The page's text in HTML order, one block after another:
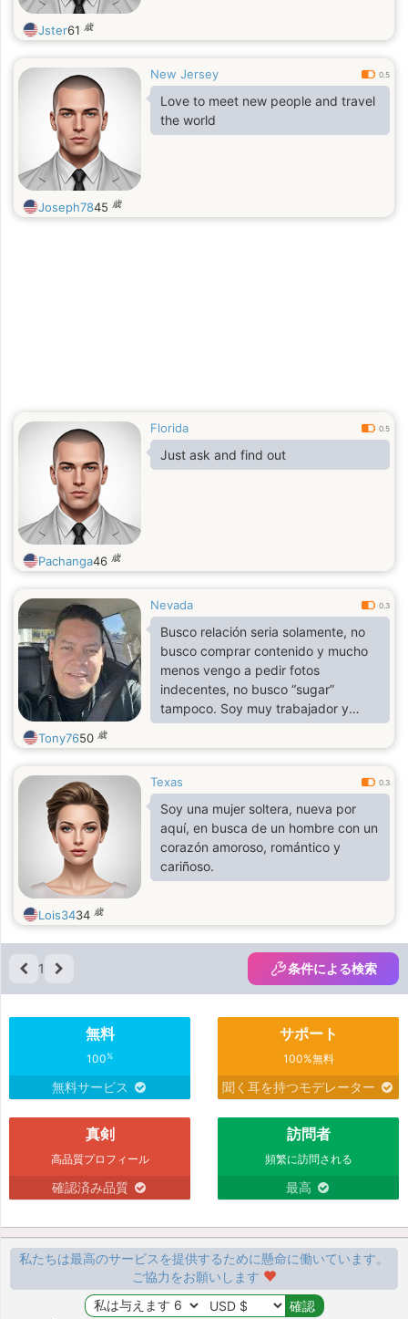
Jster61 歳
New Jersey 0.5
Love to meet new people and travel
the world
Joseph7845 歳
Florida 0.5
Just ask and find out
Pachanga46 歳
Nevada 0.3
Busco relación seria solamente, no
busco comprar contenido y mucho
menos vengo a pedir fotos
indecentes, no busco “sugar”
tampoco. Soy muy trabajador y
tranquilo.
Tony7650 歳
Texas 0.3
Soy una mujer soltera, nueva por
aquí, en busca de un hombre con un
corazón amoroso, romántico y
cariñoso.
Lois3434 歳
1 条件による検索
無料
100%
無料サービス
サポート
100%無料
聞く耳を持つモデレーター
真剣
高品質プロフィール
確認済み品質
訪問者
頻繁に訪問される
最高
私たちは最高のサービスを提供するために懸命に働いています。
ご協力をお願いします